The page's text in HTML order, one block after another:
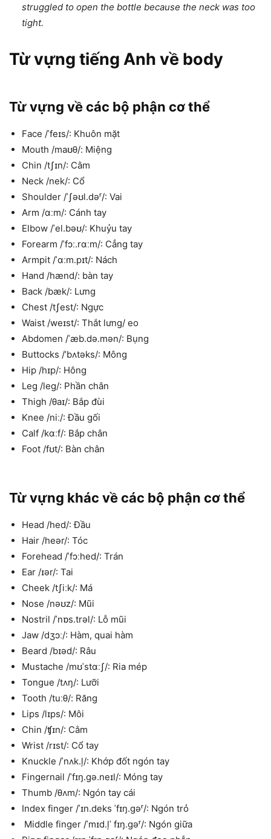
struggled to open the bottle because the neck was too
tight.
Từ vựng tiếng Anh về body
Từ vựng về các bộ phận cơ thể
Face /ˈfeɪs/: Khuôn mặt
Mouth /maʊθ/: Miệng
Chin /tʃɪn/: Cằm
Neck /nek/: Cổ
Shoulder /ˈʃəʊl.dəʳ/: Vai
Arm /ɑːm/: Cánh tay
Elbow /ˈel.bəʊ/: Khuỷu tay
Forearm /ˈfɔː.rɑːm/: Cẳng tay
Armpit /ˈɑːm.pɪt/: Nách
Hand /hænd/: bàn tay
Back /bæk/: Lưng
Chest /tʃest/: Ngực
Waist /weɪst/: Thắt lưng/ eo
Abdomen /ˈæb.də.mən/: Bụng
Buttocks /’bʌtəks/: Mông
Hip /hɪp/: Hông
Leg /leg/: Phần chân
Thigh /θaɪ/: Bắp đùi
Knee /niː/: Đầu gối
Calf /kɑːf/: Bắp chân
Foot /fʊt/: Bàn chân
Từ vựng khác về các bộ phận cơ thể
Head /hed/: Đầu
Hair /heər/: Tóc
Forehead /ˈfɔːhed/: Trán
Ear /ɪər/: Tai
Cheek /tʃiːk/: Má
Nose /nəʊz/: Mũi
Nostril /ˈnɒs.trəl/: Lỗ mũi
Jaw /dʒɔː/: Hàm, quai hàm
Beard /bɪəd/: Râu
Mustache /mʊˈstɑːʃ/: Ria mép
Tongue /tʌŋ/: Lưỡi
Tooth /tuːθ/: Răng
Lips /lɪps/: Môi
Chin /ʧɪn/: Cằm
Wrist /rɪst/: Cổ tay
Knuckle /ˈnʌk.ļ/: Khớp đốt ngón tay
Fingernail /ˈfɪŋ.gə.neɪl/: Móng tay
Thumb /θʌm/: Ngón tay cái
Index finger /ˈɪn.deks ˈfɪŋ.gəʳ/: Ngón trỏ
Middle finger /ˈmɪd.ļˈ fɪŋ.gəʳ/: Ngón giữa